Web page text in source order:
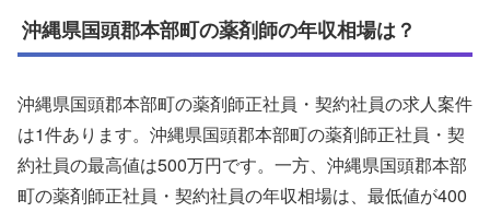
沖縄県国頭郡本部町の薬剤師の年収相場は？
沖縄県国頭郡本部町の薬剤師正社員・契約社員の求人案件
は1件あります。沖縄県国頭郡本部町の薬剤師正社員・契
約社員の最高値は500万円です。一方、沖縄県国頭郡本部
町の薬剤師正社員・契約社員の年収相場は、最低値が400